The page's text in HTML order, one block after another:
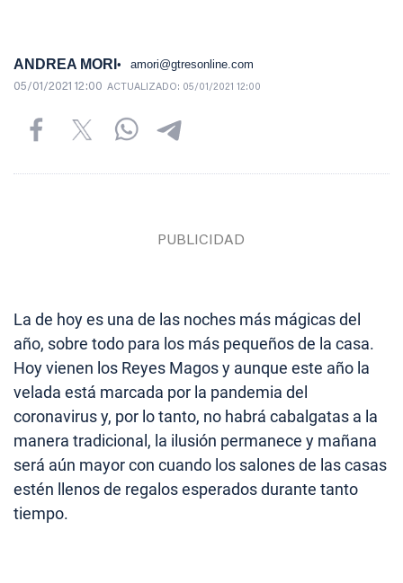
ANDREA MORI amori@gtresonline.com
05/01/2021 12:00 ACTUALIZADO: 05/01/2021 12:00
La de hoy es una de las noches más mágicas del
año, sobre todo para los más pequeños de la casa.
Hoy vienen los Reyes Magos y aunque este año la
velada está marcada por la pandemia del
coronavirus y, por lo tanto, no habrá cabalgatas a la
manera tradicional, la ilusión permanece y mañana
será aún mayor con cuando los salones de las casas
estén llenos de regalos esperados durante tanto
tiempo.